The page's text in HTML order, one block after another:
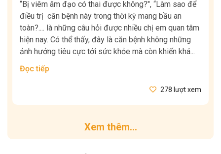
“Bị viêm âm đạo có thai được không?", “Làm sao để
điều trị căn bệnh này trong thời kỳ mang bầu an
toàn?.... là những câu hỏi được nhiều chị em quan tâm
hiện nay. Có thể thấy, đây là căn bệnh không những
ảnh hưởng tiêu cực tới sức khỏe mà còn khiến khá...
Đọc tiếp
278 lượt xem
Xem thêm...